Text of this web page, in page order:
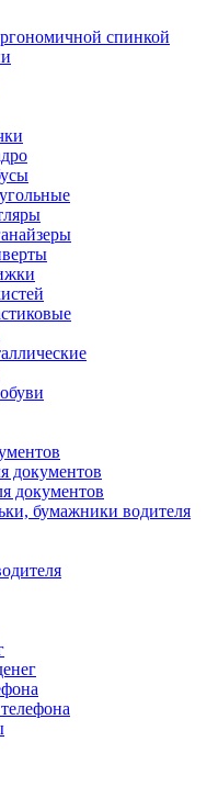
спинкой
документов
документов
бумажники водителя